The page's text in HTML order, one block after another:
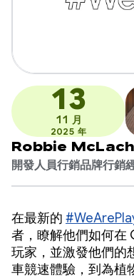
13
11 月
2025 年
Robbie
開發人員行銷品牌行銷
在最新的
者，瞭解他們如何在
玩家，並激發他們的
車競速體驗，到為植